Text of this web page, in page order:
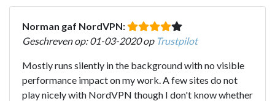
Norman gaf NordVPN:
Geschreven op: 01-03-2020 op Trustpilot
Mostly runs silently in the background with no visible
performance impact on my work. A few sites do not
play nicely with NordVPN though I don't know whether